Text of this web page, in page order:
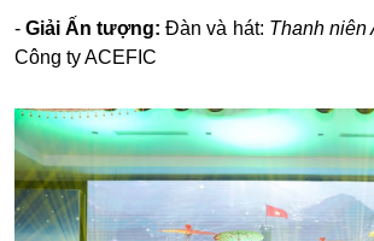
-Giải Ấn tượng: Đàn và hát: Thanh niên
Công ty ACEFIC